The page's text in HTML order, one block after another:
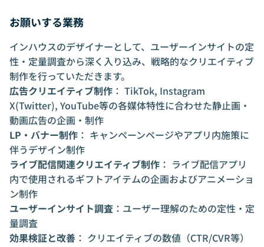
お願いする業務
インハウスのデザイナーとして、ユーザーインサイトの定
性・定量調査から深く入り込み、戦略的なクリエイティブ
制作を行っていただきます。
広告クリエイティブ制作 ： TikTok, Instagram
X(Twitter), YouTube等の各媒体特性に合わせた静止画・
動画広告の企画・制作
LP・バナー制作 ： キャンペーンページやアプリ内施策に
伴うデザイン制作
ライブ配信関連クリエイティブ制作 ： ライブ配信アプリ
内で使用されるギフトアイテムの企画およびアニメーショ
ン制作
ユーザーインサイト調査 ：ユーザー理解のための定性・定
量調査
効果検証と改善 ： クリエイティブの数値（CTR/CVR等）